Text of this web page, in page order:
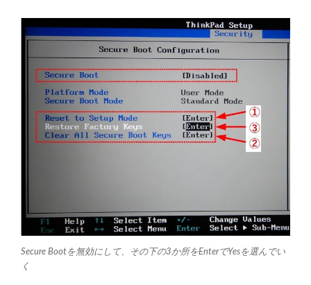
Secure Bootを無効にして、その下の3か所をEnterでYesを選んでい
く